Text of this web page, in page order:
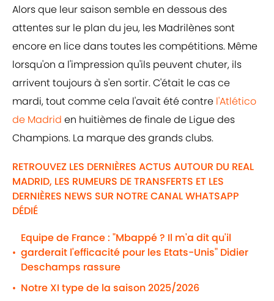
Alors que leur saison semble en dessous des
attentes sur le plan du jeu, les Madrilènes sont
encore en lice dans toutes les compétitions. Même
lorsqu'on a l'impression qu'ils peuvent chuter, ils
arrivent toujours à s'en sortir. C'était le cas ce
mardi, tout comme cela l'avait été contre l'Atlético
de Madrid en huitièmes de finale de Ligue des
Champions. La marque des grands clubs.
RETROUVEZ LES DERNIÈRES ACTUS AUTOUR DU REAL
MADRID, LES RUMEURS DE TRANSFERTS ET LES
DERNIÈRES NEWS SUR NOTRE CANAL WHATSAPP
DÉDIÉ
•
Equipe de France : "Mbappé ? Il m'a dit qu'il
garderait l'efficacité pour les Etats-Unis" Didier
Deschamps rassure
• Notre XI type de la saison 2025/2026